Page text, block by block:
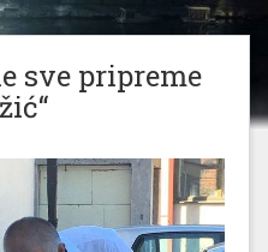
sve pripreme